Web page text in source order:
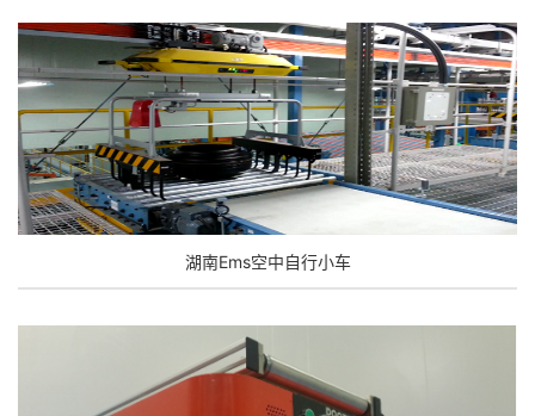
湖南Ems空中自行小车